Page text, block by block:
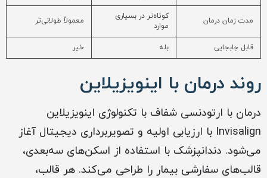
مدت زمان درمان
کوتاه‌تر در بسیاری
موارد
معمولاً طولانی‌تر
قابل جابجایی بله خیر
روند درمان با اینویزیلاین
درمان با ارتودنسی شفاف با تکنولوژی اینویزیلاین
Invisalign با ارزیابی اولیه و تصویربرداری دیجیتال آغاز
می‌شود. دندانپزشک با استفاده از اسکن‌های سه‌بعدی،
قالب‌های سفارشی بیمار را طراحی می‌کند. هر قالب،